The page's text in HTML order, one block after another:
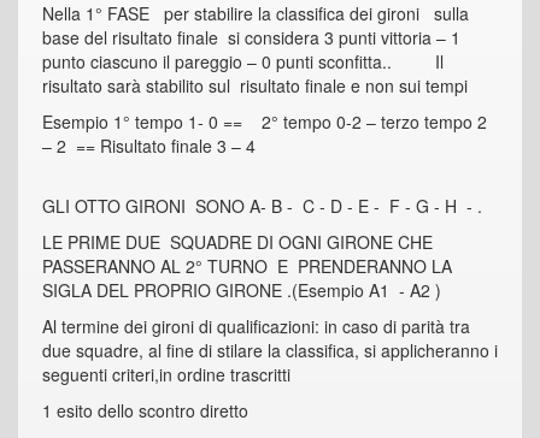
Nella 1° FASE per stabilire la classifica dei gironi sulla
base del risultato finale si considera 3 punti vittoria – 1
punto ciascuno il pareggio – 0 punti sconfitta.. Il
risultato sarà stabilito sul risultato finale e non sui tempi
Esempio 1° tempo 1- 0 == 2° tempo 0-2 – terzo tempo 2
– 2 == Risultato finale 3 – 4
GLI OTTO GIRONI SONO A- B - C - D - E - F - G - H - .
LE PRIME DUE SQUADRE DI OGNI GIRONE CHE
PASSERANNO AL 2° TURNO E PRENDERANNO LA
SIGLA DEL PROPRIO GIRONE .(Esempio A1 - A2 )
Al termine dei gironi di qualificazioni: in caso di parità tra
due squadre, al fine di stilare la classifica, si applicheranno i
seguenti criteri,in ordine trascritti
1 esito dello scontro diretto